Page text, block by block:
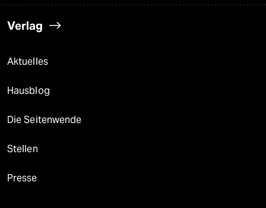
Verlag
Aktuelles
Hausblog
Die Seitenwende
Stellen
Presse